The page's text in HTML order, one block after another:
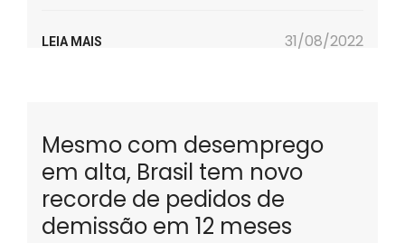
LEIA MAIS 31/08/2022
Mesmo com desemprego
em alta, Brasil tem novo
recorde de pedidos de
demissão em 12 meses